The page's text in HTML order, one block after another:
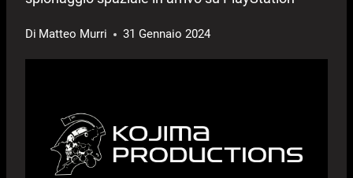
Di Matteo Murri 31 Gennaio 2024